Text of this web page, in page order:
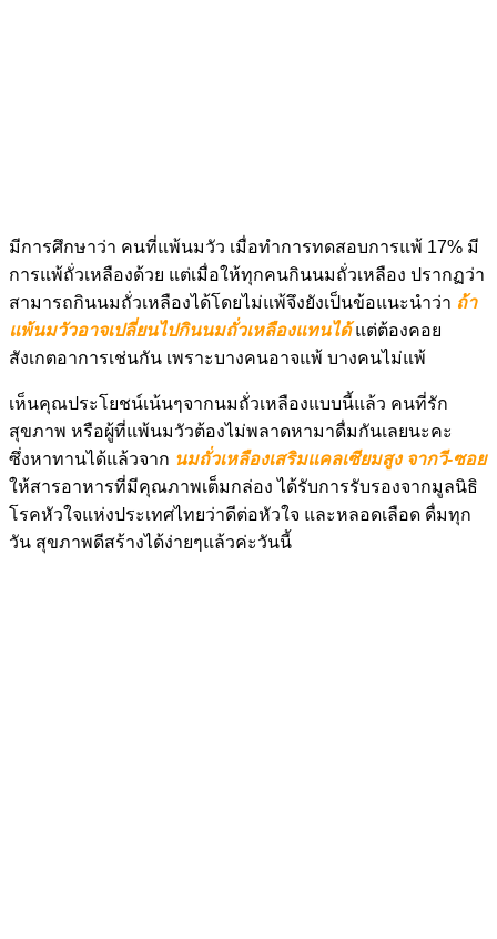
มีการศึกษาว่า คนที่แพ้นมวัว เมื่อทำการทดสอบการแพ้ 17% มี
การแพ้ถั่วเหลืองด้วย แต่เมื่อให้ทุกคนกินนมถั่วเหลือง ปรากฏว่า
สามารถกินนมถั่วเหลืองได้โดยไม่แพ้จึงยังเป็นข้อแนะนำว่า ถ้า
แพ้นมวัวอาจเปลี่ยนไปกินนมถั่วเหลืองแทนได้แต่ต้องคอย
สังเกตอาการเช่นกัน เพราะบางคนอาจแพ้ บางคนไม่แพ้
เห็นคุณประโยชน์เน้นๆจากนมถั่วเหลืองแบบนี้แล้ว คนที่รัก
สุขภาพ หรือผู้ที่แพ้นมวัวต้องไม่พลาดหามาดื่มกันเลยนะคะ
ซึ่งหาทานได้แล้วจาก นมถั่วเหลืองเสริมแคลเซียมสูง จากวี-ซอย
ให้สารอาหารที่มีคุณภาพเต็มกล่อง ได้รับการรับรองจากมูลนิธิ
โรคหัวใจแห่งประเทศไทยว่าดีต่อหัวใจ และหลอดเลือด ดื่มทุก
วัน สุขภาพดีสร้างได้ง่ายๆแล้วค่ะวันนี้